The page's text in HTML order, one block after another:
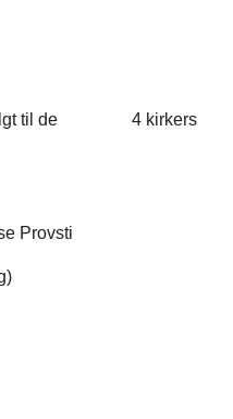
valgt til de 4 kirkers
Provsti